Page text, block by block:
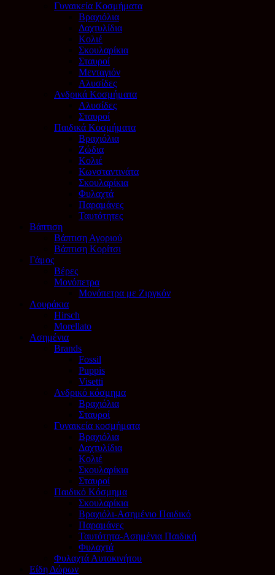
Γυναικεία Κοσμήματα
Βραχιόλια
Δαχτυλίδια
Κολιέ
Σκουλαρίκια
Σταυροί
Μενταγιόν
Αλυσίδες
Ανδρικά Κοσμήματα
Αλυσίδες
Σταυροί
Παιδικά Κοσμήματα
Βραχιόλια
Ζώδια
Κολιέ
Κωνσταντινάτα
Σκουλαρίκια
Φυλαχτά
Παραμάνες
Ταυτότητες
Βάπτιση
Βάπτιση Αγοριού
Βάπτιση Κορίτσι
Γάμος
Βέρες
Μονόπετρα
Μονόπετρα με Ζιργκόν
Λουράκια
Hirsch
Morellato
Ασημένια
Brands
Fossil
Puppis
Visetti
Ανδρικό κόσμημα
Βραχιόλια
Σταυροί
Γυναικεία κοσμήματα
Βραχιόλια
Δαχτυλίδια
Κολιέ
Σκουλαρίκια
Σταυροί
Παιδικό Κόσμημα
Σκουλαρίκια
Βραχιόλι-Ασημένιο Παιδικό
Παραμάνες
Ταυτότητα-Ασημένια Παιδική
Φυλαχτά
Φυλαχτά Αυτοκινήτου
Είδη Δώρων